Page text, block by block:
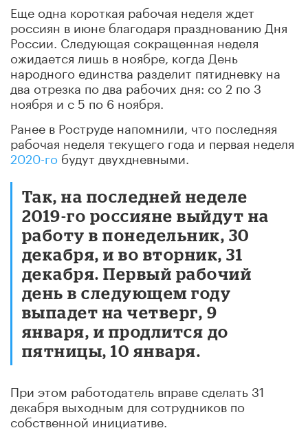
Еще одна короткая рабочая неделя ждет
россиян в июне благодаря празднованию Дня
России. Следующая сокращенная неделя
ожидается лишь в ноябре, когда День
народного единства разделит пятидневку на
два отрезка по два рабочих дня: со 2 по 3
ноября и с 5 по 6 ноября.
Ранее в Роструде напомнили, что последняя
рабочая неделя текущего года и первая неделя
2020-го будут двухдневными.
Так, на последней неделе
2019-го россияне выйдут на
работу в понедельник, 30
декабря, и во вторник, 31
декабря. Первый рабочий
день в следующем году
выпадет на четверг, 9
января, и продлится до
пятницы, 10 января.
При этом работодатель вправе сделать 31
декабря выходным для сотрудников по
собственной инициативе.